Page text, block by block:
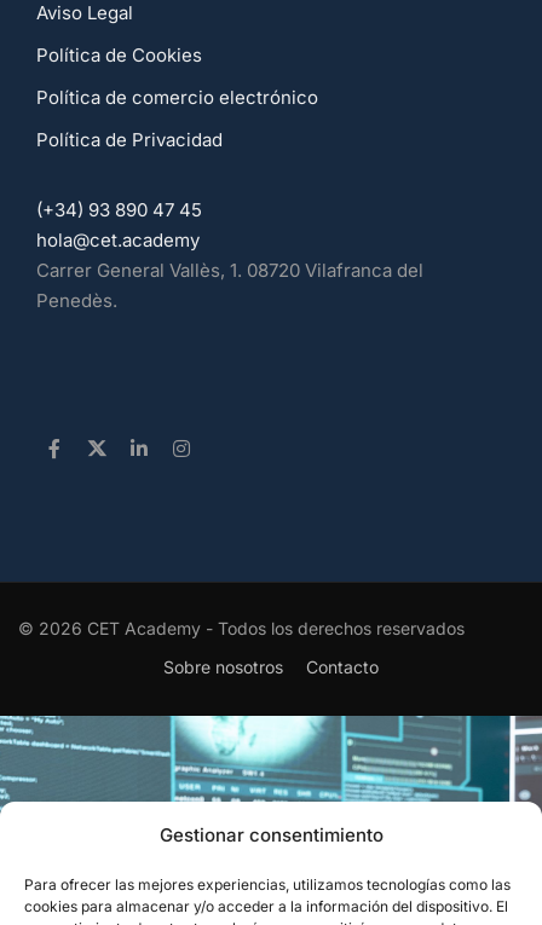
Gestionar consentimiento
Para ofrecer las mejores experiencias, utilizamos tecnologías como las
cookies para almacenar y/o acceder a la información del dispositivo. El
Aviso Legal
Política de Cookies
Política de comercio electrónico
Política de Privacidad
(+34) 93 890 47 45
hola@cet.academy
Carrer General Vallès, 1. 08720 Vilafranca del
Penedès.
© 2026 CET Academy - Todos los derechos reservados
Sobre nosotros
Contacto
EL RECONOCIMIENTO QUE